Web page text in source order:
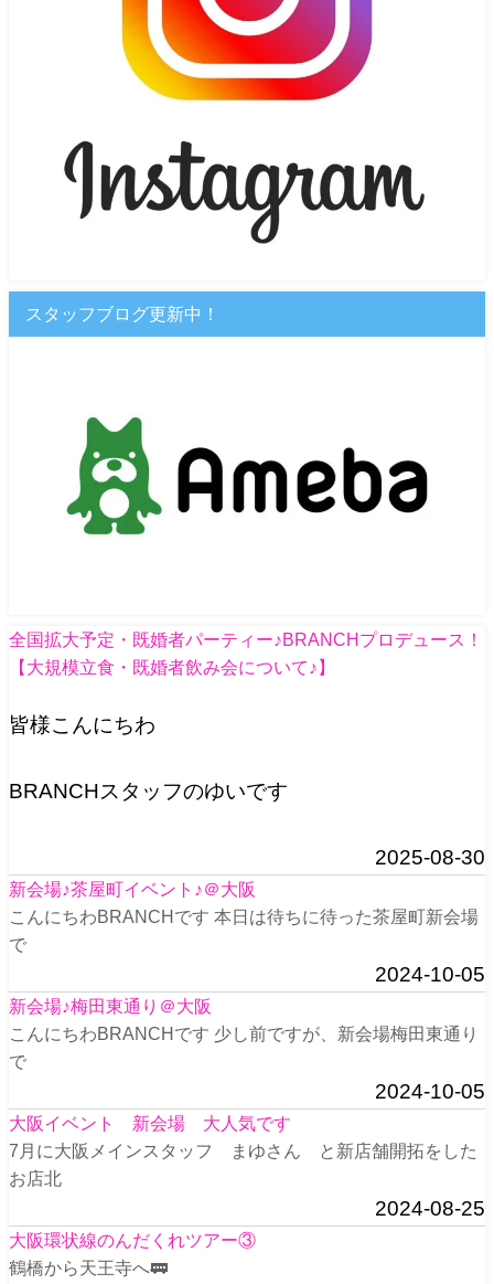
スタッフブログ更新中！
全国拡大予定・既婚者パーティー♪BRANCHプロデュース！
【大規模立食・既婚者飲み会について♪】
皆様こんにちわ
BRANCHスタッフのゆいです
2025-08-30
新会場♪茶屋町イベント♪＠大阪
こんにちわBRANCHです 本日は待ちに待った茶屋町新会場
で
2024-10-05
新会場♪梅田東通り＠大阪
こんにちわBRANCHです 少し前ですが、新会場梅田東通り
で
2024-10-05
大阪イベント 新会場 大人気です
7月に大阪メインスタッフ まゆさん と新店舗開拓をした
お店北
2024-08-25
大阪環状線のんだくれツアー③
鶴橋から天王寺へ🚃